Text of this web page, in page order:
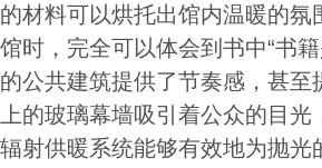
的材料可以烘托出馆内温暖的
馆时，完全可以体会到书中“书
的公共建筑提供了节奏感，甚
上的玻璃幕墙吸引着公众的目
辐射供暖系统能够有效地为抛